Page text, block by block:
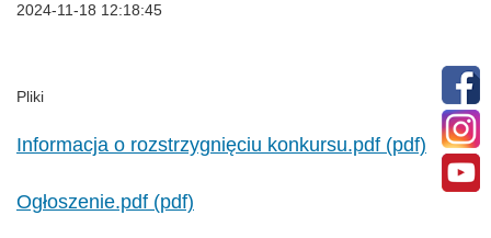
2024-11-18 12:18:45
Pliki
Informacja o rozstrzygnięciu konkursu.pdf (pdf)
Ogłoszenie.pdf (pdf)